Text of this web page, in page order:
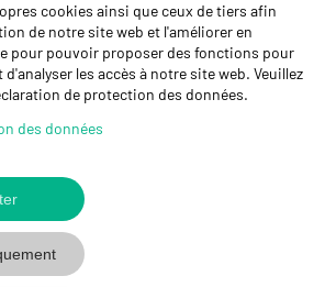
20
suivez
GYSO
cookies ainsi que ceux de tiers afin
de notre site web et l'améliorer en
pour pouvoir proposer des fonctions pour
les accès à notre site web. Veuillez
de protection des données.
des données